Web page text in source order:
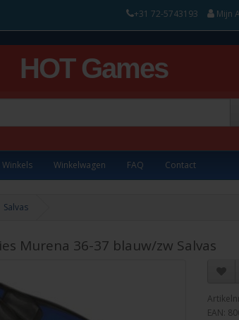
+31 72-5743193 Mijn
HOT Games
Winkels Winkelwagen FAQ Contact
Salvas
Murena 36-37 blauw/zw Salvas
EAN: